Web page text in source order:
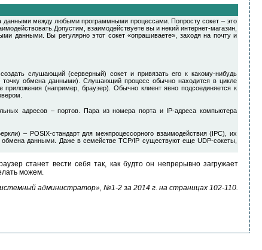
данными между любыми программными процессами. Попросту сокет – это
взаимодействуете вы и некий интернет-магазин,
данными. Вы регулярно этот сокет «опрашиваете», заходя на почту и
слушающий (серверный) сокет и привязать его к какому-нибудь
точку обмена данными). Слушающий процесс обычно находится в цикле
приложения (например, браузер). Обычно клиент явно подсоединяется к
адресов – портов. Пара из номера порта и IP-адреса компьютера
– POSIX-стандарт для межпроцессорного взаимодействия (IPC), их
данными. Даже в семействе TCP/IP существуют еще UDP-сокеты,
станет вести себя так, как будто он непрерывно загружает
можем.
администратор», №1-2 за 2014 г. на страницах 102-110.